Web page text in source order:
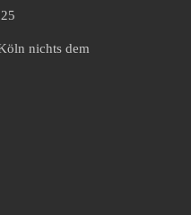
nichts dem